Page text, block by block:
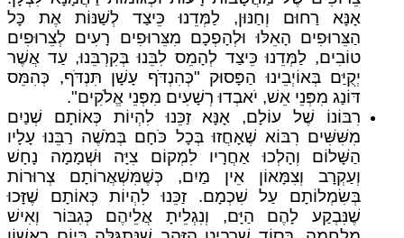
אָנָּא רַחוּם וְחַנּוּן, לַמְּדֵנוּ כֵּיצַד לְשַׁנּוֹת אֶת כָּל
הַצֵּרוּפִים הָאֵלּוּ וּלְהָפְכָם מִצֵּרוּפִים רָעִים לְצֵרוּפִים
טוֹבִים, לַמְּדֵנוּ כֵּיצַד לְהָמֵס לִבֵּנוּ בְּקִרְבֵּנוּ, עַד אֲשֶׁר
יְקֻיַּם בְּאוֹיְבֵינוּ הַפָּסוּק "כְּהִנְדֹּף עָשָׁן תִּנְדֹּף, כְּהִמֵּס
דּוֹנַג מִפְּנֵי אֵשׁ, יֹאבְדוּ רְשָׁעִים מִפְּנֵי אֱלֹקִים".
רִבּוֹנוֹ שֶׁל עוֹלָם, אָנָּא זַכֵּנוּ לִהְיוֹת כְּאוֹתָם שְׁנַיִם
מִשִּׁשִּׁים רִבּוֹא שֶׁאָחֲזוּ בְּכָל כֹּחָם בְּמֹשֶׁה רַבֵּנוּ עָלָיו
הַשָּׁלוֹם וְהָלְכוּ אַחֲרָיו לִמְקוֹם צִיָּה וּשְׁמָמָה נָחָשׁ
וְעַקְרָב וְצִמָּאוֹן אֵין מַיִם, כְּשֶׁמִּשְׁאֲרוֹתָם צְרוּרוֹת
בְּשִׂמְלוֹתָם עַל שִׁכְמָם. זַכֵּנוּ לִהְיוֹת כְּאוֹתָם שֶׁזָּכוּ
שֶׁנִּבְקַע לָהֶם הַיָּם, וְנִגְלֵיתָ אֲלֵיהֶם כְּגִבּוֹר וְאִישׁ